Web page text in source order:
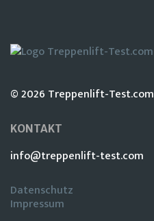
© 2026 Treppenlift-Test.com
KONTAKT
info@treppenlift-test.com
Datenschutz
Impressum